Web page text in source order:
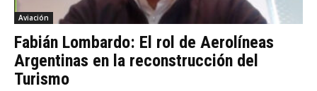
Aviación
Fabián Lombardo: El rol de Aerolíneas
Argentinas en la reconstrucción del
Turismo